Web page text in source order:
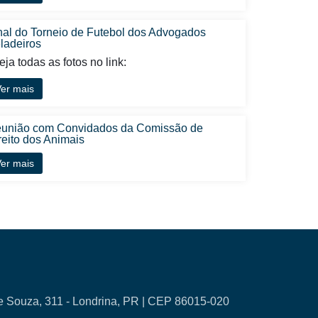
do Torneio de Futebol dos Advogados
todas as fotos no link:
mais
com Convidados da Comissão de
dos Animais
mais
Souza, 311 - Londrina, PR | CEP 86015-020